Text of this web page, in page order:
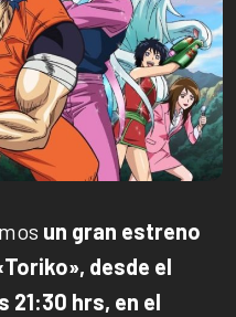
un gran estreno
desde el
21:30 hrs, en el